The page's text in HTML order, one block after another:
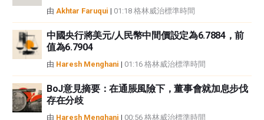
由 Akhtar Faruqui | 01:18 格林威治標準時間
中國央行將美元/人民幣中間價設定為6.7884，前
值為6.7904
由 Haresh Menghani | 01:16 格林威治標準時間
BoJ意見摘要：在通脹風險下，董事會就加息步伐
存在分歧
由 Haresh Menghani | 00:56 格林威治標準時間